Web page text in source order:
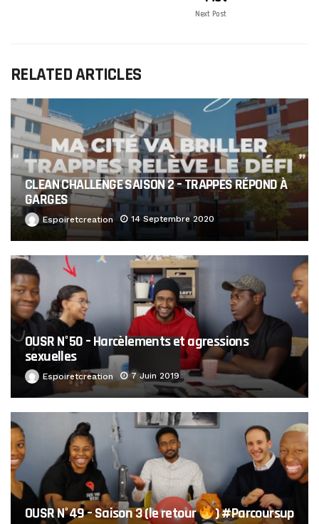
Next Post
RELATED ARTICLES
CLEAN CHALLENGE SAISON 2 – TRAPPES RÉPOND À
GARGES
Espoiretcreation 14 Septembre 2020
OUSR N°50 – Harcèlements et agressions
sexuelles
Espoiretcreation 7 Juin 2019
OUSR N°49 – Saison 3 (le retour ) #Parcoursup